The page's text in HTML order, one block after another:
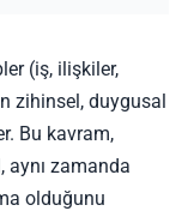
(iş, ilişkiler,
zihinsel, duygusal
Bu kavram,
zamanda
olduğunu